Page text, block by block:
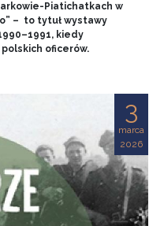
Piatichatkach w
– to tytuł wystawy
kiedy
oficerów.
3
marca
2026